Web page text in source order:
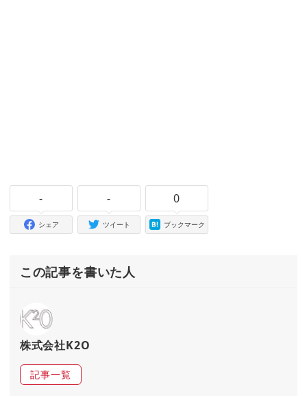
-
シェア
-
ツイート
0
ブックマーク
この記事を書いた人
株式会社K2O
記事一覧